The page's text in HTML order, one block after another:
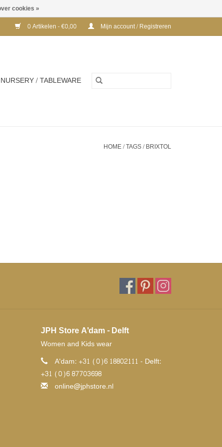
0 Artikelen - €0,00 Mijn account / Registreren
NURSERY / TABLEWARE
HOME/TAGS/BRIXTOL
JPH Store A'dam - Delft
Women and Kids wear
A'dam: +31 (0)6 18802111 - Delft:
+31 (0)6 87703698
online@jphstore.nl
cookies »